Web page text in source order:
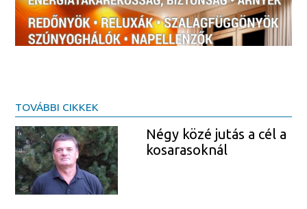
TOVÁBBI CIKKEK
Négy közé jutás a cél a
kosarasoknál